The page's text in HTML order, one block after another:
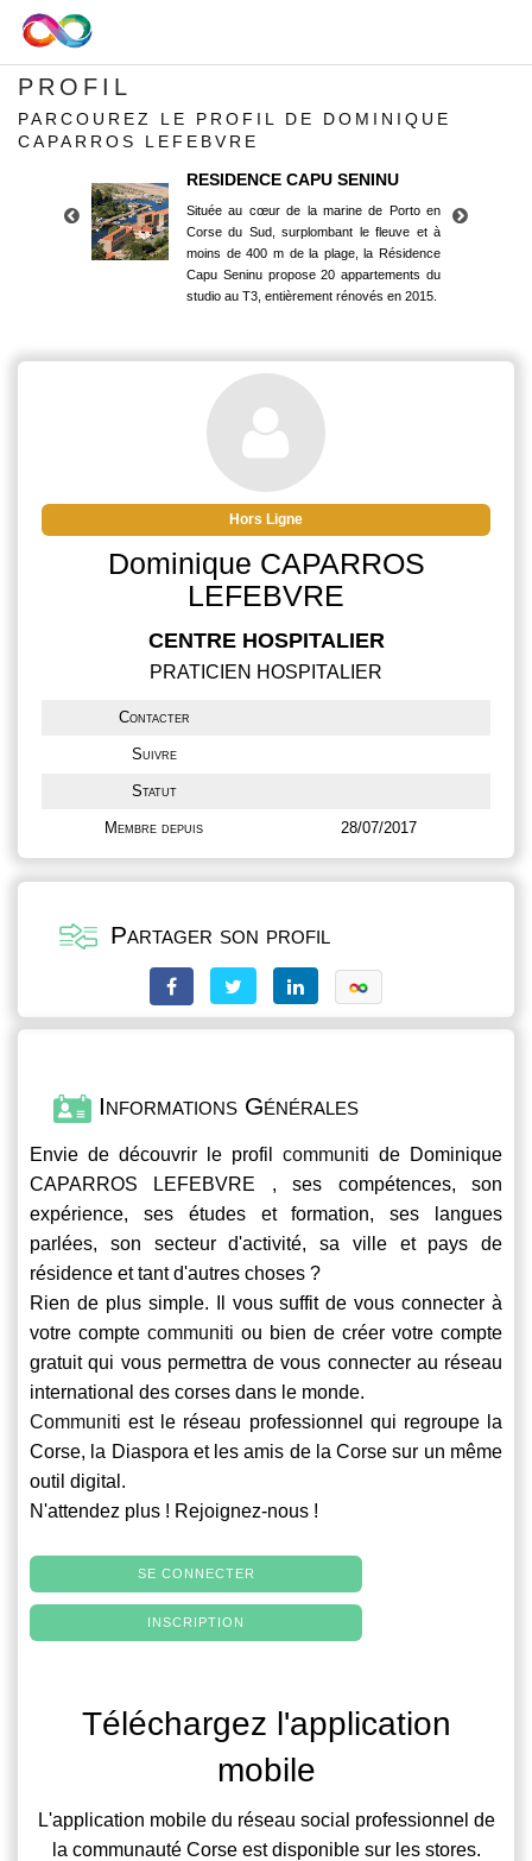
PROFIL
PARCOUREZ LE PROFIL DE DOMINIQUE
CAPARROS LEFEBVRE
RESIDENCE CAPU SENINU
Située au cœur de la marine de Porto en
Corse du Sud, surplombant le fleuve et à
moins de 400 m de la plage, la Résidence
Capu Seninu propose 20 appartements du
studio au T3, entièrement rénovés en 2015.
Corse du Sud, surplombant le fleuve et à
moins de 400 m de la plage, la Résidence
Capu Seninu propose 20 appartements du
studio au T3, entièrement rénovés en 2015.
Hors Ligne
Dominique CAPARROS
LEFEBVRE
CENTRE HOSPITALIER
PRATICIEN HOSPITALIER
Contacter
Suivre
Statut
Membre depuis 28/07/2017
Partager son profil
Informations Générales
Envie de découvrir le profil communiti de Dominique
CAPARROS LEFEBVRE , ses compétences, son
expérience, ses études et formation, ses langues
parlées, son secteur d'activité, sa ville et pays de
résidence et tant d'autres choses ?
Rien de plus simple. Il vous suffit de vous connecter à
votre compte communiti ou bien de créer votre compte
gratuit qui vous permettra de vous connecter au réseau
international des corses dans le monde.
Communiti est le réseau professionnel qui regroupe la
Corse, la Diaspora et les amis de la Corse sur un même
outil digital.
N'attendez plus ! Rejoignez-nous !
SE CONNECTER
INSCRIPTION
Téléchargez l'application
mobile
L'application mobile du réseau social professionnel de
la communauté Corse est disponible sur les stores.